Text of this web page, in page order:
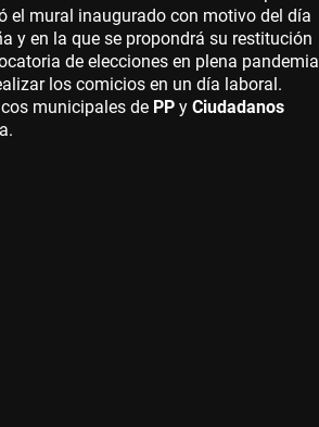
el mural inaugurado con motivo del día
y en la que se propondrá su restitución
de elecciones en plena pandemia
los comicios en un día laboral.
municipales de PP y Ciudadanos